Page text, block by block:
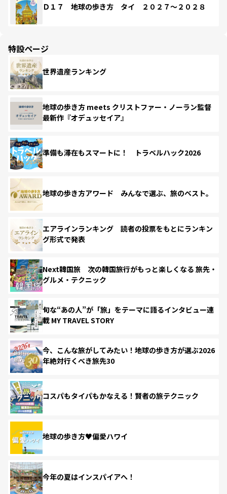
Ｄ１７ 地球の歩き方 タイ ２０２７～２０２８
特設ページ
世界遺産ランキング
地球の歩き方 meets クリストファー・ノーラン監督
最新作『オデュッセイア』
準備も滞在もスマートに！ トラベルハック2026
地球の歩き方アワード みんなで選ぶ、旅のベスト。
エアラインランキング 読者の投票をもとにランキン
グ形式で発表
Next韓国旅 次の韓国旅行がもっと楽しくなる 旅先・
グルメ・テクニック
旬な“あの人”が「旅」をテーマに語るインタビュー連
載 MY TRAVEL STORY
今、こんな旅がしてみたい！地球の歩き方が選ぶ2026
年絶対行くべき旅先30
コスパもタイパもかなえる！賢者の旅テクニック
地球の歩き方♥偏愛ハワイ
今年の夏はインスパイアへ！